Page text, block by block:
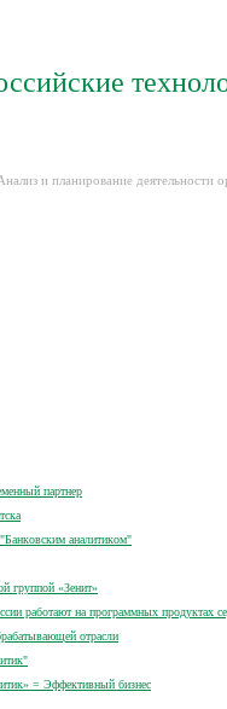
и планирование деятельности
партнер
аналитиком"
группой «Зенит»
работают на программных продуктах
отрасли
= Эффективный бизнес